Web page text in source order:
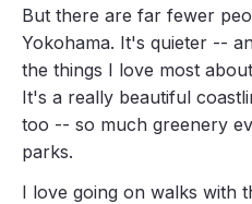
But there are far fewer
Yokohama. It's quieter --
the things I love most
It's a really beautiful
too -- so much greenery
parks.
I love going on walks with